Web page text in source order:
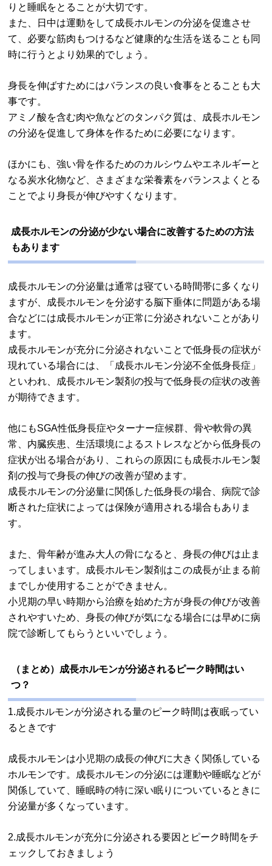
りと睡眠をとることが大切です。
また、日中は運動をして成長ホルモンの分泌を促進させ
て、必要な筋肉もつけるなど健康的な生活を送ることも同
時に行うとより効果的でしょう。
身長を伸ばすためにはバランスの良い食事をとることも大
事です。
アミノ酸を含む肉や魚などのタンパク質は、成長ホルモン
の分泌を促進して身体を作るために必要になります。
ほかにも、強い骨を作るためのカルシウムやエネルギーと
なる炭水化物など、さまざまな栄養素をバランスよくとる
ことでより身長が伸びやすくなります。
成長ホルモンの分泌が少ない場合に改善するための方法
もあります
成長ホルモンの分泌量は通常は寝ている時間帯に多くなり
ますが、成長ホルモンを分泌する脳下垂体に問題がある場
合などには成長ホルモンが正常に分泌されないことがあり
ます。
成長ホルモンが充分に分泌されないことで低身長の症状が
現れている場合には、「成長ホルモン分泌不全低身長症」
といわれ、成長ホルモン製剤の投与で低身長の症状の改善
が期待できます。
他にもSGA性低身長症やターナー症候群、骨や軟骨の異
常、内臓疾患、生活環境によるストレスなどから低身長の
症状が出る場合があり、これらの原因にも成長ホルモン製
剤の投与で身長の伸びの改善が望めます。
成長ホルモンの分泌量に関係した低身長の場合、病院で診
断された症状によっては保険が適用される場合もありま
す。
また、骨年齢が進み大人の骨になると、身長の伸びは止ま
ってしまいます。成長ホルモン製剤はこの成長が止まる前
までしか使用することができません。
小児期の早い時期から治療を始めた方が身長の伸びが改善
されやすいため、身長の伸びが気になる場合には早めに病
院で診断してもらうといいでしょう。
（まとめ）成長ホルモンが分泌されるピーク時間はい
つ？
1.成長ホルモンが分泌される量のピーク時間は夜眠ってい
るときです
成長ホルモンは小児期の成長の伸びに大きく関係している
ホルモンです。成長ホルモンの分泌には運動や睡眠などが
関係していて、睡眠時の特に深い眠りについているときに
分泌量が多くなっています。
2.成長ホルモンが充分に分泌される要因とピーク時間をチ
ェックしておきましょう